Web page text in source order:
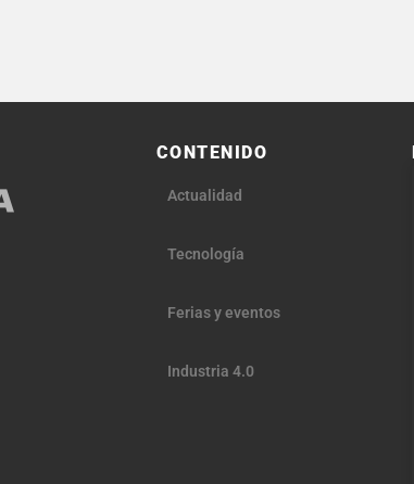
CONTENIDO
Actualidad
Tecnología
Ferias y eventos
Industria 4.0